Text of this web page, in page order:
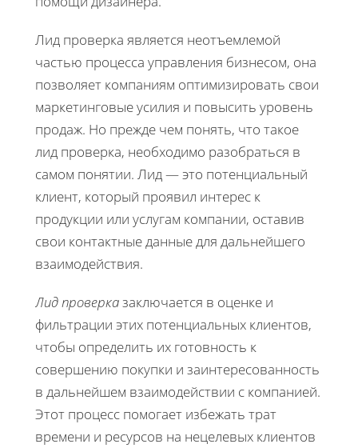
Лид проверка является неотъемлемой
частью процесса управления бизнесом, она
позволяет компаниям оптимизировать свои
маркетинговые усилия и повысить уровень
продаж. Но прежде чем понять, что такое
лид проверка, необходимо разобраться в
самом понятии. Лид — это потенциальный
клиент, который проявил интерес к
продукции или услугам компании, оставив
свои контактные данные для дальнейшего
взаимодействия.
Лид проверказаключается в оценке и
фильтрации этих потенциальных клиентов,
чтобы определить их готовность к
совершению покупки и заинтересованность
в дальнейшем взаимодействии с компанией.
Этот процесс помогает избежать трат
времени и ресурсов на нецелевых клиентов